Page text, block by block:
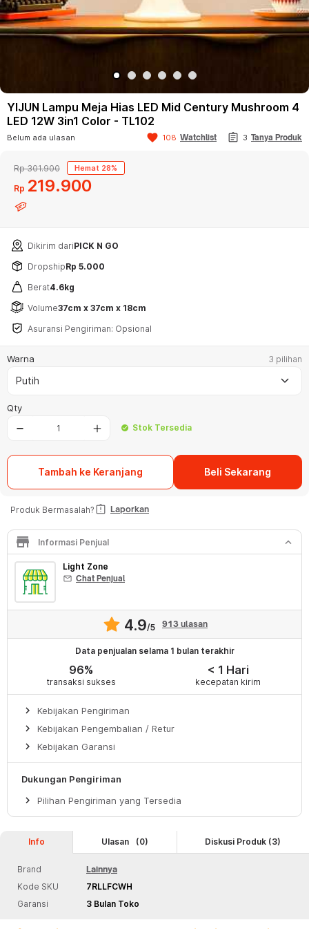
YIJUN Lampu Meja Hias LED Mid Century Mushroom 4
LED 12W 3in1 Color - TL102
Belum ada ulasan favorite 108 Watchlist assignment 3 Tanya Produk
Rp 301.900 Hemat 28%
Rp 219 900
Dikirim dariPICK N GO
DropshipRp 5.000
Berat4.6kg
Volume37cm x 37cm x 18cm
Asuransi Pengiriman: Opsional
Warna 3 pilihan
Putih keyboard_arrow_down
Qty
check_circle Stok Tersedia
Tambah ke Keranjang Beli Sekarang
Produk Bermasalah? assignment_late Laporkan
store Informasi Penjual keyboard_arrow_down
Light Zone
mail Chat Penjual
4.9/5 913 ulasan
Data penjualan selama 1 bulan terakhir
96%
transaksi sukses
< 1 Hari
kecepatan kirim
keyboard_arrow_right Kebijakan Pengiriman
keyboard_arrow_right Kebijakan Pengembalian / Retur
keyboard_arrow_right Kebijakan Garansi
Dukungan Pengiriman
keyboard_arrow_right Pilihan Pengiriman yang Tersedia
Info Ulasan (0) Diskusi Produk (3)
Brand
Lainnya
Kode SKU
7RLLFCWH
Garansi
3 Bulan Toko